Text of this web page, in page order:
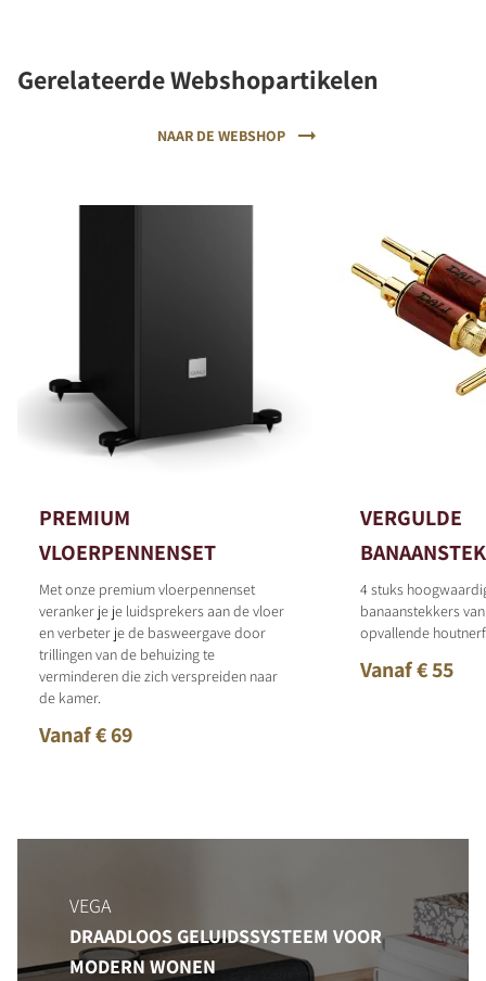
Gerelateerde Webshopartikelen
NAAR DE WEBSHOP
PREMIUM
VLOERPENNENSET
Met onze premium vloerpennenset
veranker je je luidsprekers aan de vloer
en verbeter je de basweergave door
trillingen van de behuizing te
verminderen die zich verspreiden naar
de kamer.
Vanaf € 69
VERGULDE
4 stuks
banaanstekkers
opvallende
Vanaf € 55
VEGA
DRAADLOOS GELUIDSSYSTEEM VOOR
MODERN WONEN